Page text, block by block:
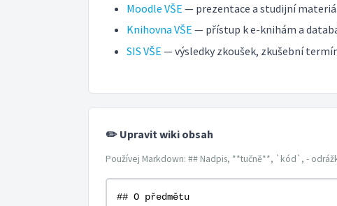
Moodle VŠE — prezentace a studijní
Knihovna VŠE — přístup k e-knihám a
SIS VŠE — výsledky zkoušek, zkušební
✏️ Upravit wiki obsah
Používej Markdown: ## Nadpis, **tučně**, `kód`, -